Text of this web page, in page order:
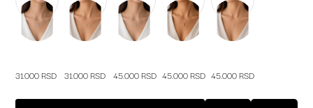
31.000 RSD 31.000 RSD 45.000 RSD 45.000 RSD 45.000 RSD